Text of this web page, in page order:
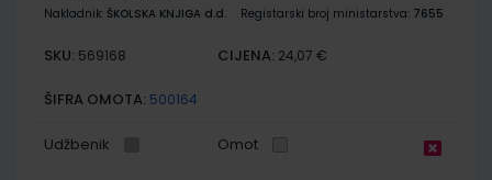
Nakladnik: ŠKOLSKA KNJIGA d.d. Registarski broj ministarstva: 7655
SKU: 569168 CIJENA: 24,07 €
ŠIFRA OMOTA: 500164
Udžbenik Omot